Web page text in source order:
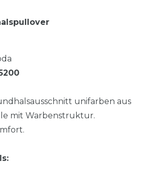
unifarben aus
mit Warbenstruktur.